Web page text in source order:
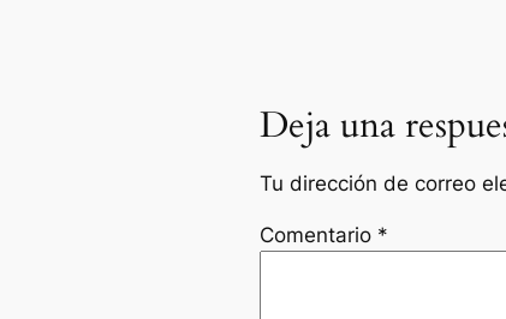
Deja una
Tu dirección de correo
Comentario *